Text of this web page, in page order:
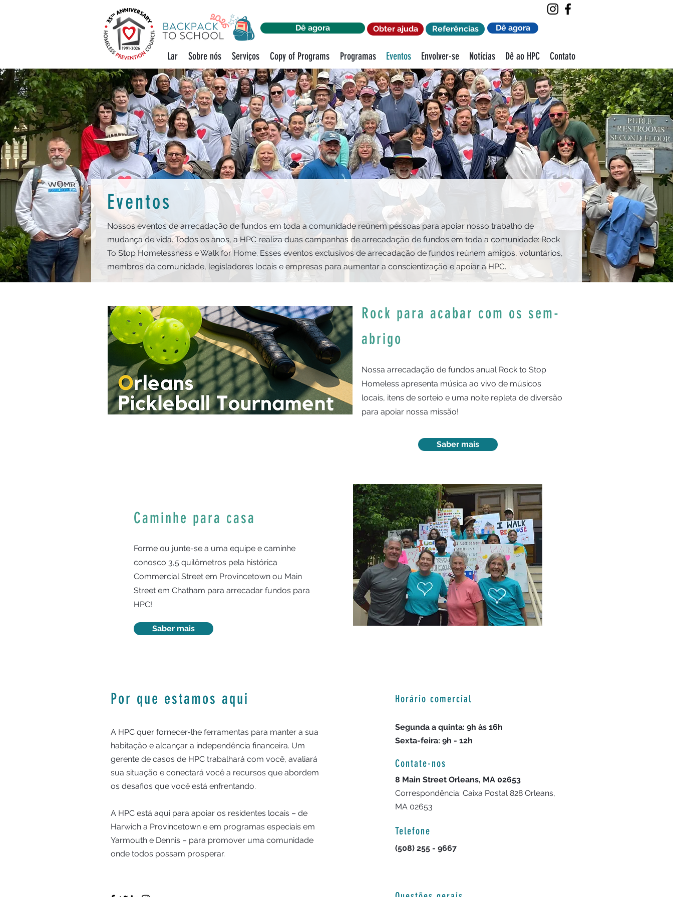
Dê agora Obter ajuda Referências Dê agora
Lar Sobre nós Serviços Copy of Programs Programas Eventos Envolver-se Notícias Dê ao HPC Contato
Eventos
Nossos eventos de arrecadação de fundos em toda a comunidade reúnem pessoas para apoiar nosso trabalho de
mudança de vida. Todos os anos, a HPC realiza duas campanhas de arrecadação de fundos em toda a comunidade: Rock
To Stop Homelessness e Walk for Home. Esses eventos exclusivos de arrecadação de fundos reúnem amigos, voluntários,
membros da comunidade, legisladores locais e empresas para aumentar a conscientização e apoiar a HPC.
Rock para acabar com os sem-
abrigo
Nossa arrecadação de fundos anual Rock to Stop
Homeless apresenta música ao vivo de músicos
locais, itens de sorteio e uma noite repleta de diversão
para apoiar nossa missão!
Saber mais
Caminhe para casa
Forme ou junte-se a uma equipe e caminhe
conosco 3,5 quilômetros pela histórica
Commercial Street em Provincetown ou Main
Street em Chatham para arrecadar fundos para
HPC!
Saber mais
Por que estamos aqui
A HPC quer fornecer-lhe ferramentas para manter a sua
habitação e alcançar a independência financeira. Um
gerente de casos de HPC trabalhará com você, avaliará
sua situação e conectará você a recursos que abordem
os desafios que você está enfrentando.
A HPC está aqui para apoiar os residentes locais – de
Harwich a Provincetown e em programas especiais em
Yarmouth e Dennis – para promover uma comunidade
onde todos possam prosperar.
Horário comercial
Segunda a quinta: 9h às 16h
Sexta-feira: 9h - 12h
Contate-nos
8 Main Street Orleans, MA 02653
Correspondência: Caixa Postal 828 Orleans,
MA 02653
Telefone
(508) 255 - 9667